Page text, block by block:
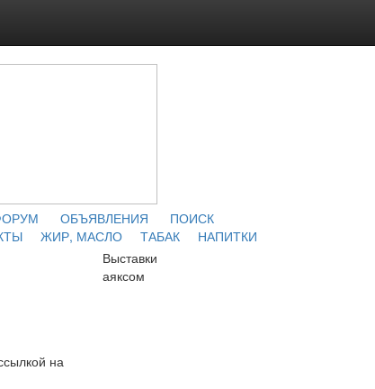
ОБЪЯВЛЕНИЯ
ПОИСК
ЖИР, МАСЛО ТАБАК НАПИТКИ
на
Выставки
аяксом